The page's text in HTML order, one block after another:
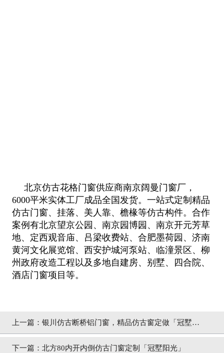
北京仿古花格门窗供应商南京阔曼门窗厂，
6000平米实体工厂成品全国发货。一站式定制精品
仿古门窗、挂落、美人靠、檐椽等仿古构件。合作
案例有北京望京公园、南京园博园、南京开元芳草
地、定西观音庙、吕梁收费站、合肥墨荷园、济南
黄河文化展览馆、西安护城河泵站、临潼景区、柳
州政府改造工程以及多地自建房、别墅、四合院、
酒店门窗项目等。
上一篇： 银川仿古断桥铝门窗，精品仿古窗定做「冠墅阳
光」
下一篇： 北方80内开内倒仿古门窗定制「冠墅阳光」